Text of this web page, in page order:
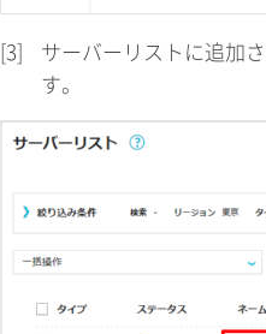
[3]
サーバーリストに追加
す。